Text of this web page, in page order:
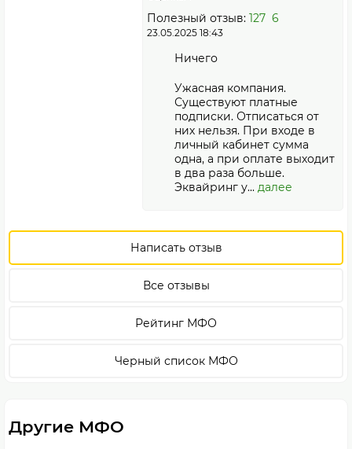
Полезный отзыв: 127 6
23.05.2025 18:43
Ничего
Ужасная компания.
Существуют платные
подписки. Отписаться от
них нельзя. При входе в
личный кабинет сумма
одна, а при оплате выходит
в два раза больше.
Эквайринг у... далее
Написать отзыв
Все отзывы
Рейтинг МФО
Черный список МФО
Другие МФО